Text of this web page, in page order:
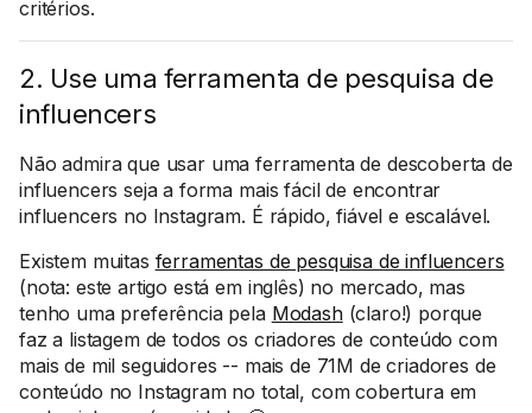
critérios.
2. Use uma ferramenta de pesquisa de
influencers
Não admira que usar uma ferramenta de descoberta de
influencers seja a forma mais fácil de encontrar
influencers no Instagram. É rápido, fiável e escalável.
Existem muitas ferramentas de pesquisa de influencers
(nota: este artigo está em inglês) no mercado, mas
tenho uma preferência pela Modash(claro!) porque
faz a listagem de todos os criadores de conteúdo com
mais de mil seguidores -- mais de 71M de criadores de
conteúdo no Instagram no total, com cobertura em